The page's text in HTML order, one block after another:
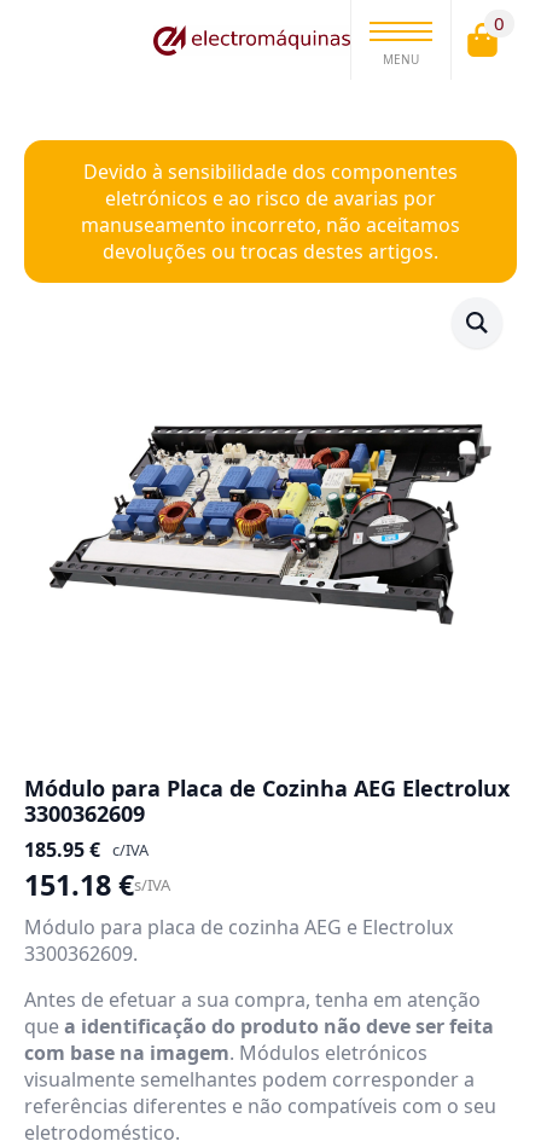
MENU
0
Devido à sensibilidade dos componentes
eletrónicos e ao risco de avarias por
manuseamento incorreto, não aceitamos
devoluções ou trocas destes artigos.
Módulo para Placa de Cozinha AEG Electrolux
3300362609
185.95€ c/IVA
151.18€s/IVA
Módulo para placa de cozinha AEG e Electrolux
3300362609.
Antes de efetuar a sua compra, tenha em atenção
quea identificação do produto não deve ser feita
com base na imagem. Módulos eletrónicos
visualmente semelhantes podem corresponder a
referências diferentes e não compatíveis com o seu
eletrodoméstico.